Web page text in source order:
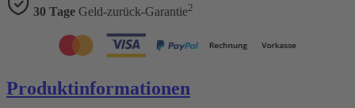
30 Tage Geld-zurück-Garantie2
Produktinformationen